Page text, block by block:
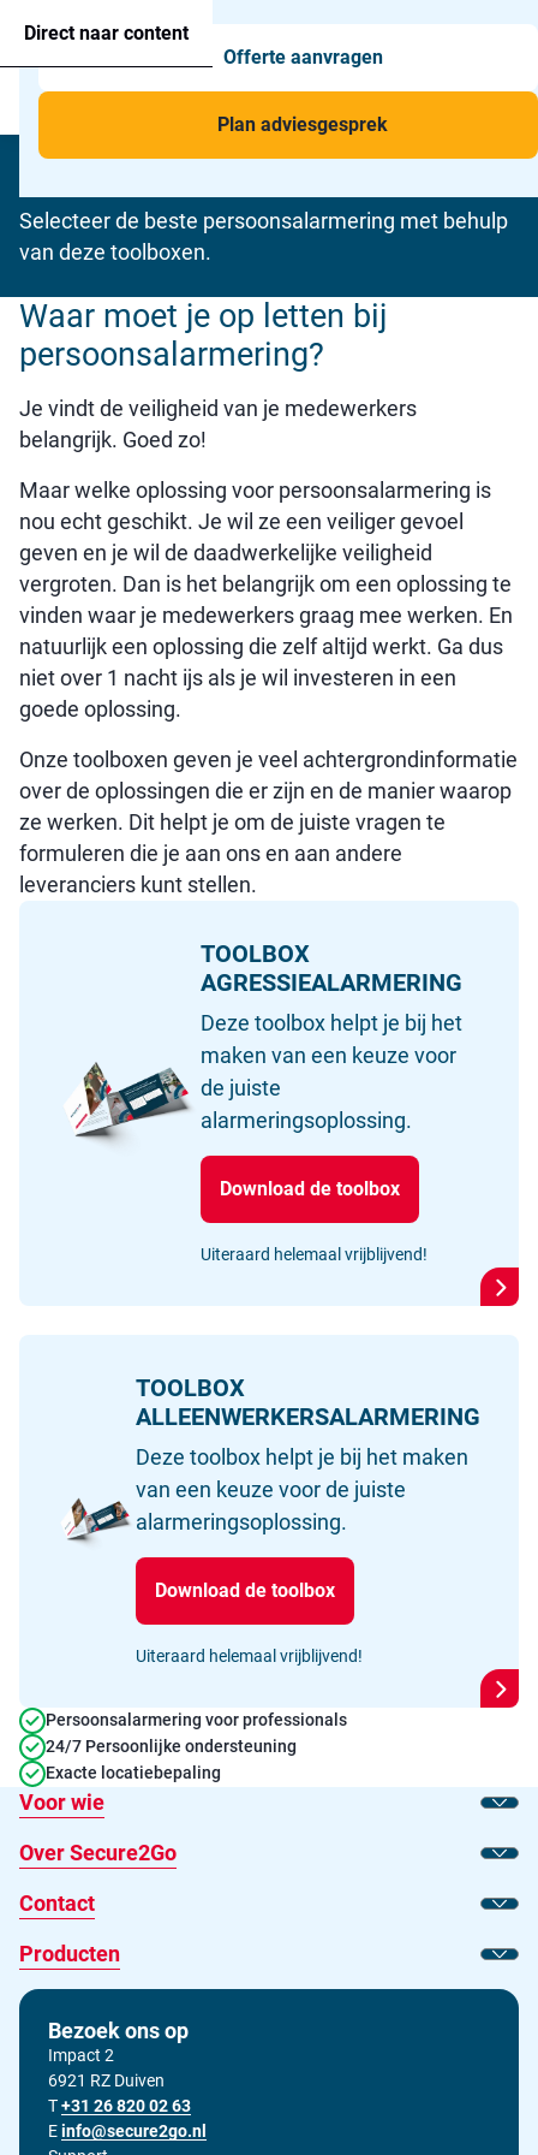
Direct naar content
Menu
Agressie alarmering
Man-down & BHV Alarmering
Voor wie
Toepassingen
Offerte aanvragen
Plan adviesgesprek
Downloads
Selecteer de beste persoonsalarmering met behulp
van deze toolboxen.
Waar moet je op letten bij
persoonsalarmering?
Je vindt de veiligheid van je medewerkers
belangrijk. Goed zo!
Maar welke oplossing voor persoonsalarmering is
nou echt geschikt. Je wil ze een veiliger gevoel
geven en je wil de daadwerkelijke veiligheid
vergroten. Dan is het belangrijk om een oplossing te
vinden waar je medewerkers graag mee werken. En
natuurlijk een oplossing die zelf altijd werkt. Ga dus
niet over 1 nacht ijs als je wil investeren in een
goede oplossing.
Onze toolboxen geven je veel achtergrondinformatie
over de oplossingen die er zijn en de manier waarop
ze werken. Dit helpt je om de juiste vragen te
formuleren die je aan ons en aan andere
leveranciers kunt stellen.
TOOLBOX
AGRESSIEALARMERING
Deze toolbox helpt je bij het
maken van een keuze voor
de juiste
alarmeringsoplossing.
Download de toolbox
Uiteraard helemaal vrijblijvend!
TOOLBOX
ALLEENWERKERSALARMERING
Deze toolbox helpt je bij het maken
van een keuze voor de juiste
alarmeringsoplossing.
Download de toolbox
Uiteraard helemaal vrijblijvend!
Persoonsalarmering voor professionals
24/7 Persoonlijke ondersteuning
Exacte locatiebepaling
Voor wie
Toon
Over Secure2Go
Toon
Contact
Toon
Producten
Toon
Bezoek ons op
Impact 2
6921 RZ Duiven
TBel ons op
+31 26 820 02 63
EStuur ons een e-mail op
info@secure2go.nl